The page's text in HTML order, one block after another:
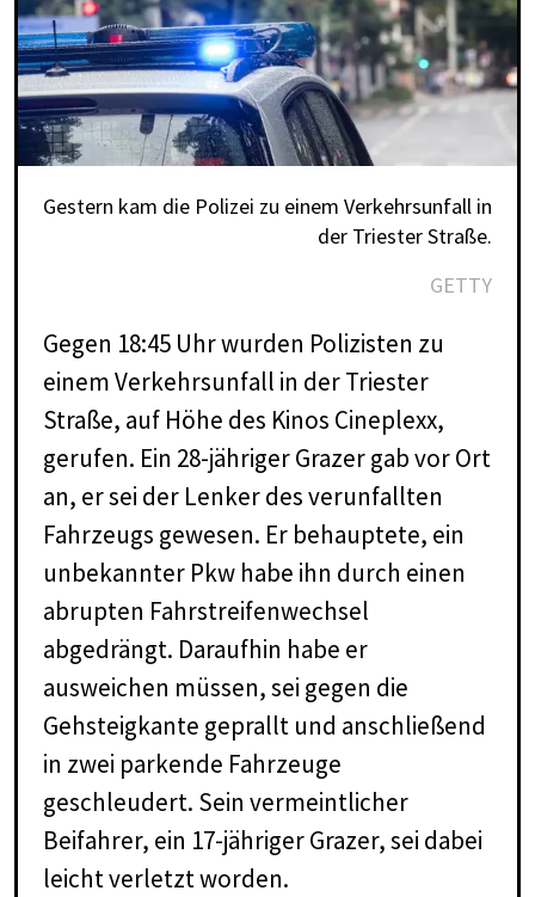
Gestern kam die Polizei zu einem Verkehrsunfall in
der Triester Straße.
GETTY
Gegen 18:45 Uhr wurden Polizisten zu
einem Verkehrsunfall in der Triester
Straße, auf Höhe des Kinos Cineplexx,
gerufen. Ein 28-jähriger Grazer gab vor Ort
an, er sei der Lenker des verunfallten
Fahrzeugs gewesen. Er behauptete, ein
unbekannter Pkw habe ihn durch einen
abrupten Fahrstreifenwechsel
abgedrängt. Daraufhin habe er
ausweichen müssen, sei gegen die
Gehsteigkante geprallt und anschließend
in zwei parkende Fahrzeuge
geschleudert. Sein vermeintlicher
Beifahrer, ein 17-jähriger Grazer, sei dabei
leicht verletzt worden.